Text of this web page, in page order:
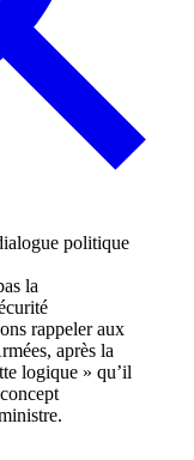
la
rappeler aux
après la
logique » qu’il